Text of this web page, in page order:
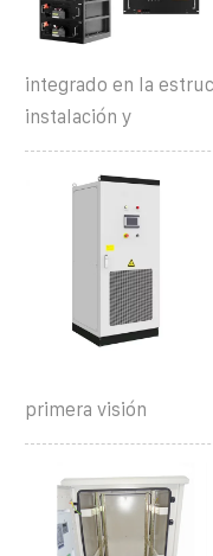
integrado en la
instalación y
primera visión